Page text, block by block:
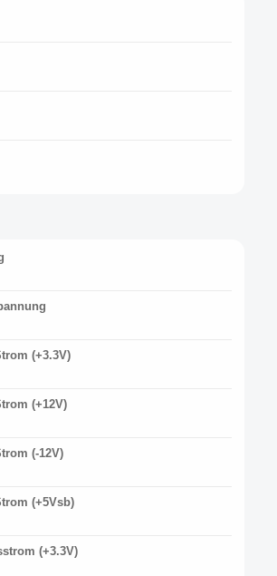
(+3.3V)
(+12V)
(-12V)
(+5Vsb)
(+3.3V)